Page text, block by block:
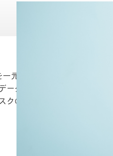
一元管理する基幹システム
ータ損失・信用失墜といっ
の実態と、安全に運用す